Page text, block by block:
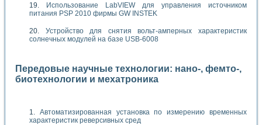
Использование LabVIEW для управления источником
питания PSP 2010 фирмы GW INSTEK
Устройство для снятия вольт-амперных характеристик
солнечных модулей на базе USB-6008
Передовые научные технологии: нано-, фемто-,
биотехнологии и мехатроника
Автоматизированная установка по измерению временных
характеристик реверсивных сред